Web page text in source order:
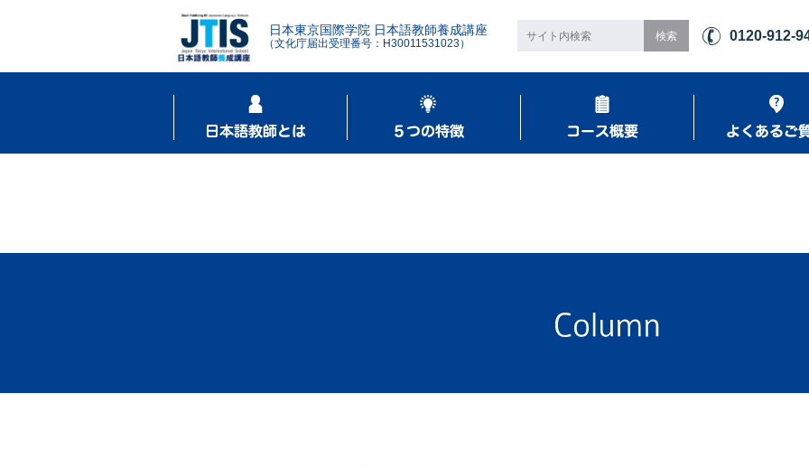
日本東京国際学院 日本語教師養成講座
（文化庁届出受理番号：H30011531023）
0120-912-